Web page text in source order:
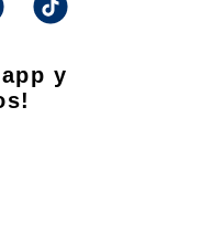
y